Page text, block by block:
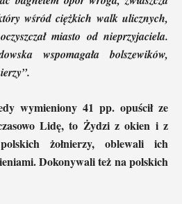
wśród ciężkich walk ulicznych,
miasto od nieprzyjaciela.
wspomagała bolszewików,
wymieniony 41 pp. opuścił ze
Lidę, to Żydzi z okien i z
żołnierzy, oblewali ich
Dokonywali też na polskich